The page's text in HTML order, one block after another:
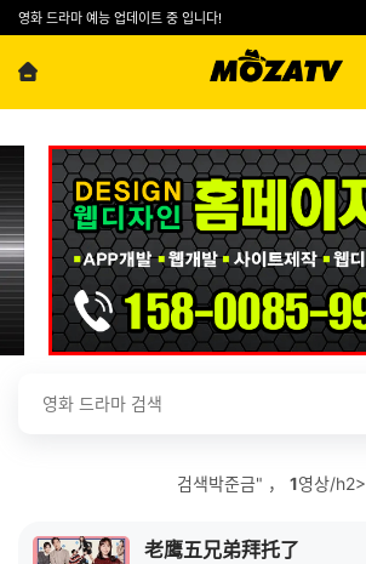
영화 드라마 예능 업데이트 중 입니다!
검색박준금" ， 1영상/h2>
老鹰五兄弟拜托了